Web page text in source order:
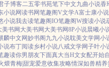
子博客二五零书苑笔下中文九曲小说香
小说网读书网笔趣阁V文学A富士康小说
小说我去读笔趣阁IO笔趣阁W搜读小说
美书网 大美书网 大美书网8P小说晨曦小
麟中文网妙书阁 九九小说耽美文学网小
说布丁阅读乡村小说八戒文学网子叶小
趣读你男朋友下面真大当H文女配开始
煨青梅|甜宠爱意收集攻略情深如兽精养